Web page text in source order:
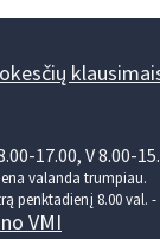
17.00, V 8.00-
valanda trumpiau.
penktadienį 8.00 val. -
VMI